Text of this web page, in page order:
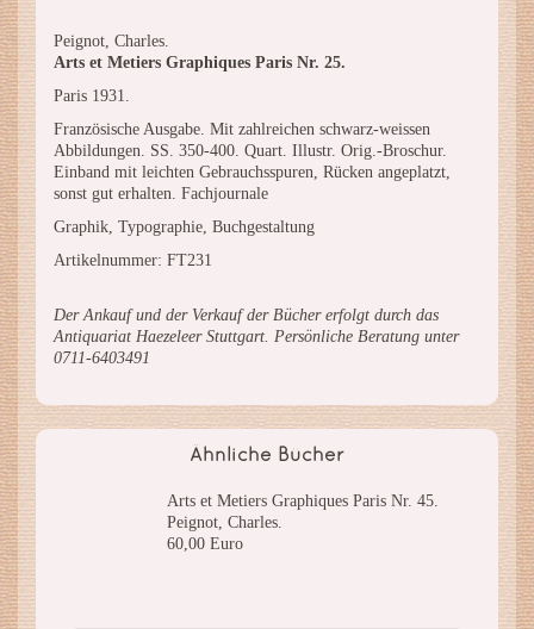
Peignot, Charles.
Arts et Metiers Graphiques Paris Nr. 25.
Paris 1931.
Französische Ausgabe. Mit zahlreichen schwarz-weissen
Abbildungen. SS. 350-400. Quart. Illustr. Orig.-Broschur.
Einband mit leichten Gebrauchsspuren, Rücken angeplatzt,
sonst gut erhalten. Fachjournale
Graphik, Typographie, Buchgestaltung
Artikelnummer: FT231
Der Ankauf und der Verkauf der Bücher erfolgt durch das
Antiquariat Haezeleer Stuttgart. Persönliche Beratung unter
0711-6403491
Ähnliche Bücher
Arts et Metiers Graphiques Paris Nr. 45.
Peignot, Charles.
60,00 Euro